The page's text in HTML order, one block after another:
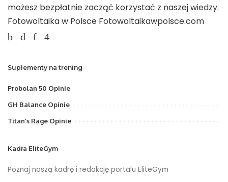
możesz bezpłatnie zacząć korzystać z naszej wiedzy.
Fotowoltaika w Polsce Fotowoltaikawpolsce.com
Suplementy na trening
Probolan 50 Opinie
GH Balance Opinie
Titan’s Rage Opinie
Kadra EliteGym
Poznaj naszą kadrę i redakcję portalu EliteGym